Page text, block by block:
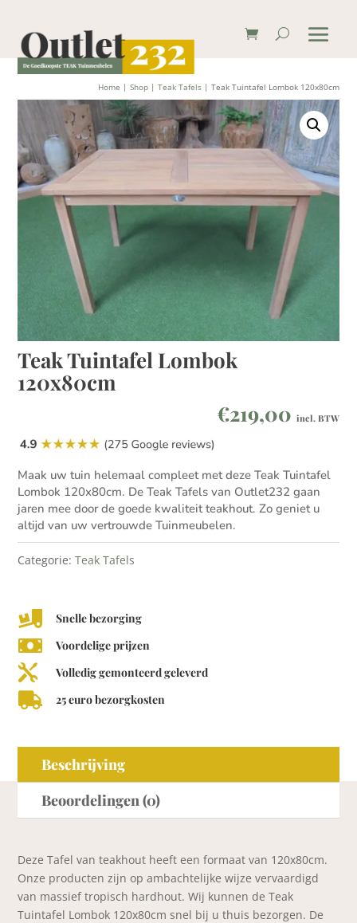
Home | Shop| Teak Tafels| Teak Tuintafel Lombok 120x80cm
Teak Tuintafel Lombok
120x80cm
€219,00 incl. BTW
Maak uw tuin helemaal compleet met deze Teak Tuintafel
Lombok 120x80cm. De Teak Tafels van Outlet232 gaan
jaren mee door de goede kwaliteit teakhout. Zo geniet u
altijd van uw vertrouwde Tuinmeubelen.
Categorie:Teak Tafels
 Snelle bezorging
 Voordelige prijzen
 Volledig gemonteerd geleverd
 25 euro bezorgkosten
Beschrijving
Beoordelingen (0)
Deze Tafel van teakhout heeft een formaat van 120x80cm.
Onze producten zijn op ambachtelijke wijze vervaardigd
van massief tropisch hardhout. Wij kunnen de Teak
Tuintafel Lombok 120x80cm snel bij u thuis bezorgen. De